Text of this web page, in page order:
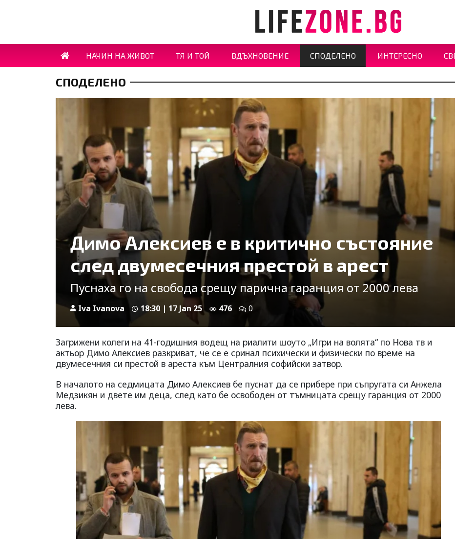
НАЧИН НА ЖИВОТ ТЯ И ТОЙ ВДЪХНОВЕНИЕ СПОДЕЛЕНО ИНТЕРЕСНО
СПОДЕЛЕНО
Димо Алексиев е в критично състояние
след двумесечния престой в арест
Пуснаха го на свобода срещу парична гаранция от 2000 лева
Iva Ivanova 18:30 | 17 Jan 25 476 0
Загрижени колеги на 41-годишния водещ на риалити шоуто „Игри на волята“ по Нова тв и
актьор Димо Алексиев разкриват, че се е сринал психически и физически по време на
двумесечния си престой в ареста към Централния софийски затвор.
В началото на седмицата Димо Алексиев бе пуснат да се прибере при съпругата си Анжела
Медзикян и двете им деца, след като бе освободен от тъмницата срещу гаранция от 2000
лева.